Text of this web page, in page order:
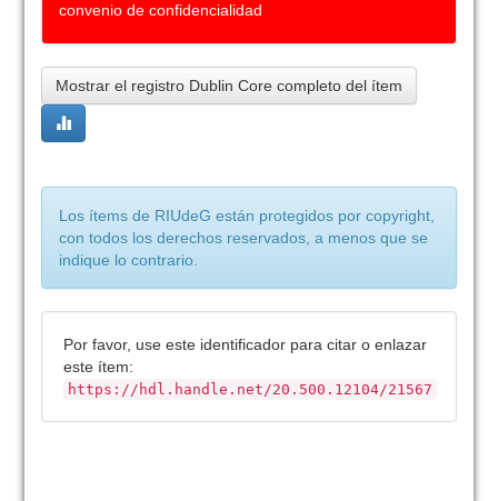
convenio de confidencialidad
Mostrar el registro Dublin Core completo del ítem
Los ítems de RIUdeG están protegidos por copyright,
con todos los derechos reservados, a menos que se
indique lo contrario.
Por favor, use este identificador para citar o enlazar
este ítem:
https://hdl.handle.net/20.500.12104/21567